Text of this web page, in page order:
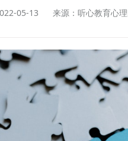
05-13 来源：听心教育心